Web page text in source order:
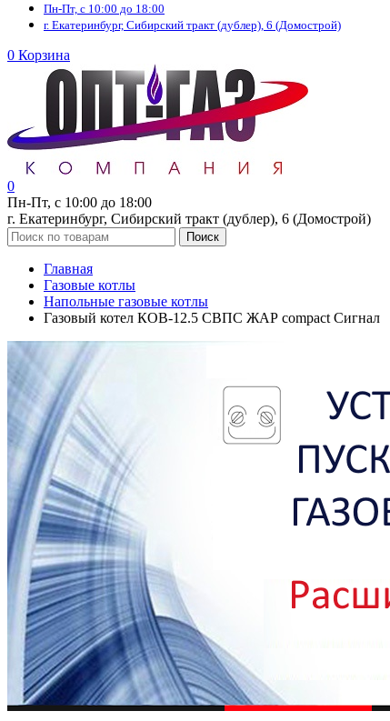
Пн-Пт, с 10:00 до 18:00
г. Екатеринбург, Сибирский тракт (дублер), 6 (Домострой)
0 Корзина
0
Пн-Пт, с 10:00 до 18:00
г. Екатеринбург, Сибирский тракт (дублер), 6 (Домострой)
Поиск
Главная
Газовые котлы
Напольные газовые котлы
Газовый котел КОВ-12.5 СВПС ЖАР compact Сигнал